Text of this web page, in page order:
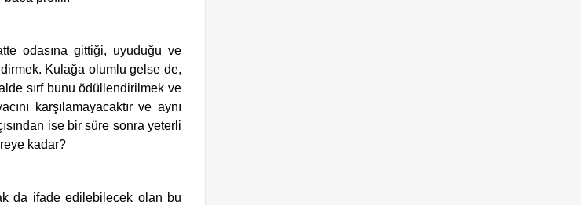
odasına gittiği, uyuduğu ve
Kulağa olumlu gelse de,
sırf bunu ödüllendirilmek ve
karşılamayacaktır ve aynı
ise bir süre sonra yeterli
kadar?
da ifade edilebilecek olan bu